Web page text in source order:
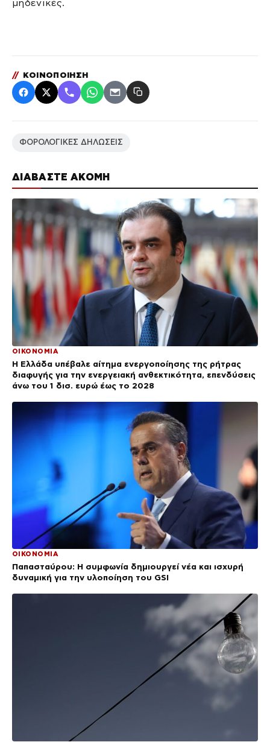
ΔΙΑΒΑΣΤΕ ΑΚΟΜΗ
ΟΙΚΟΝΟΜΙΑ
Η Ελλάδα υπέβαλε αίτημα ενεργοποίησης της ρήτρας
διαφυγής για την ενεργειακή ανθεκτικότητα, επενδύσεις
άνω του 1 δισ. ευρώ έως το 2028
ΟΙΚΟΝΟΜΙΑ
Παπασταύρου: Η συμφωνία δημιουργεί νέα και ισχυρή
δυναμική για την υλοποίηση του GSI
μηδενικές.
// ΚΟΙΝΟΠΟΙΗΣΗ
ΦΟΡΟΛΟΓΙΚΕΣ ΔΗΛΩΣΕΙΣ